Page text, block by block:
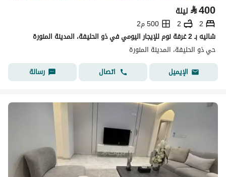
⃁400 ليلة
2
2
500 م2
شاليه بـ 2 غرفة نوم للإيجار اليومي في ذو الحليفة، المدينة المنورة
حي ذو الحليفة، المدينة المنورة
الإيميل
اتصال رسالة